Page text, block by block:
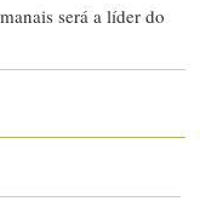
será a líder do